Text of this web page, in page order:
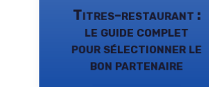
Titres-restaurant :
le guide complet
pour sélectionner le
bon partenaire